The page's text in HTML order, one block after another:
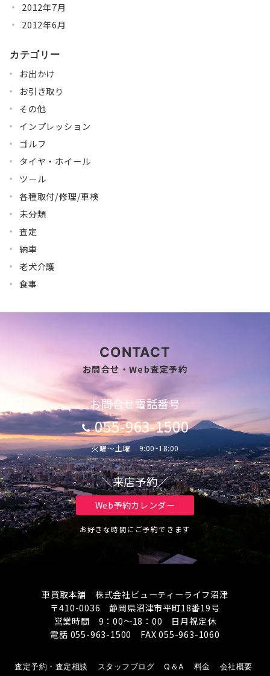
2012年7月
2012年6月
カテゴリー
お出かけ
お引き取り
その他
インプレッション
ゴルフ
タイヤ・ホイール
ツール
各種取付/修理/車検
未分類
査定
納車
老犬介護
食事
CONTACT
お問合せ・Web査定予約
お問合せ電話番号
055-963-1500
火曜～土曜 9:00~18:00
＼来店予約／
Web予約カレンダー
お好きな時間にご予約できます
車買取本舗 株式会社ビューティーライフ沼津
〒410-0036 静岡県沼津市平町18番19号
営業時間 9：00～18：00 日月祝定休
電話 055-963-1500 FAX 055-963-1060
査定予約・査定相談 スタッフブログ Q＆A 料金 会社概要